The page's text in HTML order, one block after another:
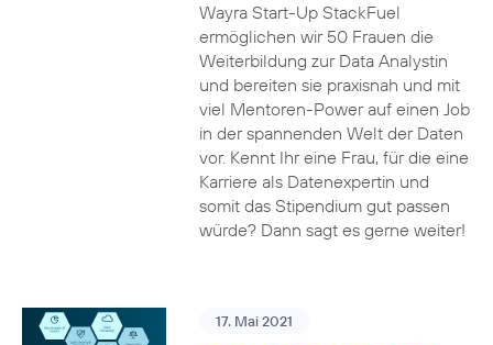
Wayra Start-Up StackFuel
ermöglichen wir 50 Frauen die
Weiterbildung zur Data Analystin
und bereiten sie praxisnah und mit
viel Mentoren-Power auf einen Job
in der spannenden Welt der Daten
vor. Kennt Ihr eine Frau, für die eine
Karriere als Datenexpertin und
somit das Stipendium gut passen
würde? Dann sagt es gerne weiter!
17. Mai 2021